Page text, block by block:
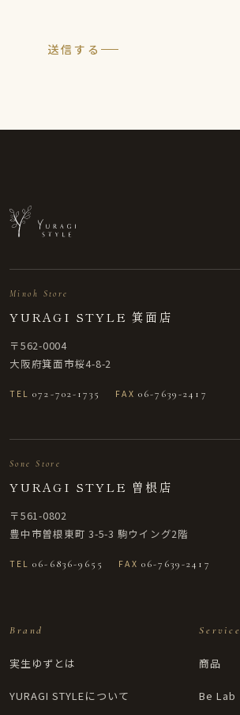
送信する
Minoh Store
YURAGI STYLE 箕面店
〒562-0004
大阪府箕面市桜4-8-2
TEL 072-702-1735 FAX 06-7639-2417
Sone Store
YURAGI STYLE 曽根店
〒561-0802
豊中市曽根東町 3-5-3 駒ウイング2階
TEL 06-6836-9655 FAX 06-7639-2417
Brand
実生ゆずとは
YURAGI STYLEについて
Service
商品
Be Lab